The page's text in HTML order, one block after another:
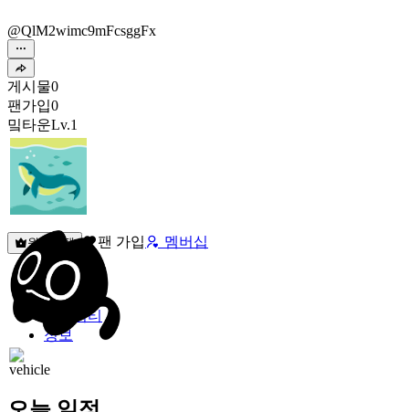
@QlM2wimc9mFcsggFx
게시물0
팬가입0
밐타운Lv.1
원픽선택 팬 가입 멤버십
밐타운
피드
커뮤니티
정보